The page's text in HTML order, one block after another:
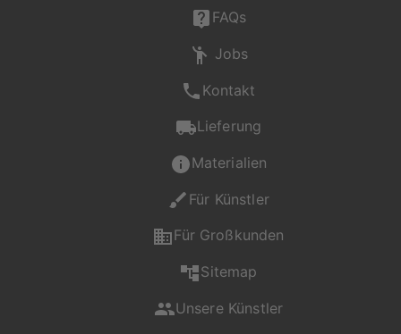
FAQs
Jobs
Kontakt
Lieferung
Materialien
Für Künstler
Für Großkunden
Sitemap
Unsere Künstler